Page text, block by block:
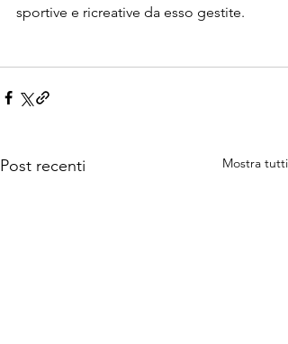
sportive e ricreative da esso gestite.
Post recenti Mostra tutti